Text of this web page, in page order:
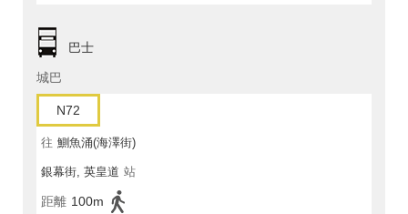
巴士
城巴
N72
往 鰂魚涌(海澤街)
銀幕街, 英皇道 站
距離 100m